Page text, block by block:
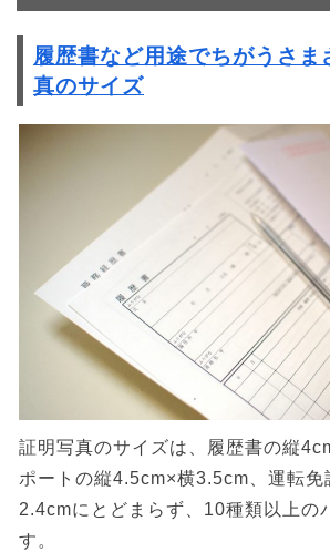
履歴書など用途でちがうさま
真のサイズ
証明写真のサイズは、履歴書の縦
ポートの縦4.5cm×横3.5cm、運転免
2.4cmにとどまらず、10種類以上の
す。